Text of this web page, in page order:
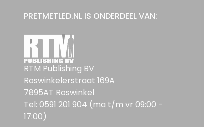
PRETMETLED.NL IS ONDERDEEL VAN:
RTM Publishing BV
Roswinkelerstraat 169A
7895AT Roswinkel
Tel: 0591 201 904 (ma t/m vr 09:00 -
17:00)